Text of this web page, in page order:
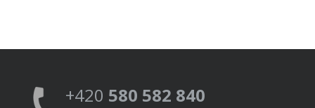
+420 580 582 840